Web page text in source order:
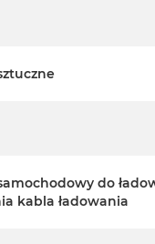
do
kabla ładowania